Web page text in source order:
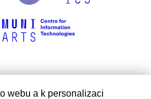
webu a k personalizaci